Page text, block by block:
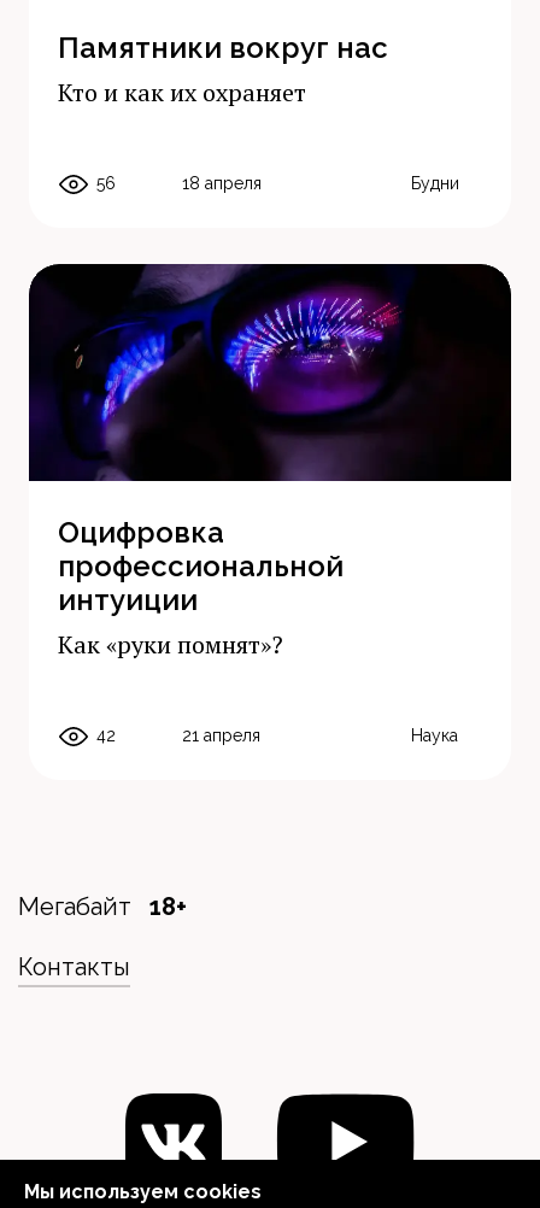
Памятники вокруг нас
Кто и как их охраняет
56 18 апреля Будни
Оцифровка
профессиональной
интуиции
Как «руки помнят»?
42 21 апреля Наука
Мегабайт 18+
Контакты
Мы используем cookies